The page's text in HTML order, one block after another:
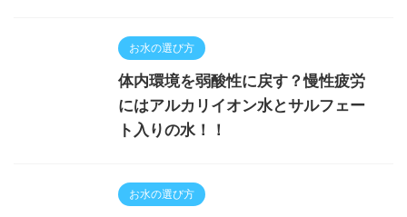
お水の選び方
体内環境を弱酸性に戻す？慢性疲労
にはアルカリイオン水とサルフェー
ト入りの水！！
お水の選び方